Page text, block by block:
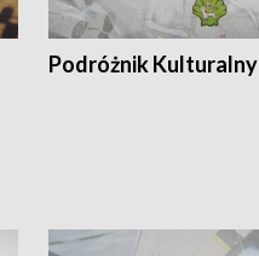
Podróżnik Kulturalny